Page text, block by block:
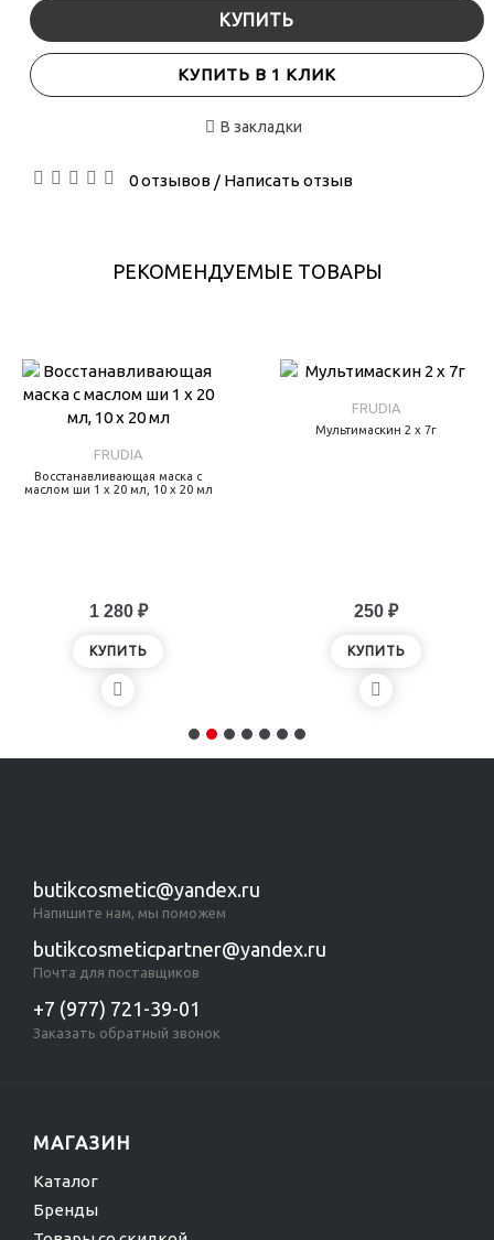
КУПИТЬ
КУПИТЬ В 1 КЛИК
В закладки
0 отзывов/ Написать отзыв
РЕКОМЕНДУЕМЫЕ ТОВАРЫ
FRUDIA
Восстанавливающая маска с
маслом ши 1 х 20 мл, 10 х 20 мл
1 280 ₽
КУПИТЬ
FRUDIA
Мультимаскин 2 х 7г
250 ₽
КУПИТЬ
butikcosmetic@yandex.ru
Напишите нам, мы поможем
butikcosmeticpartner@yandex.ru
Почта для поставщиков
+7 (977) 721-39-01
Заказать обратный звонок
МАГАЗИН
Каталог
Бренды